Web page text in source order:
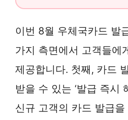
이번 8월 우체국카드 발
가지 측면에서 고객들에
제공합니다. 첫째, 카드
받을 수 있는 ‘발급 즉시
신규 고객의 카드 발급